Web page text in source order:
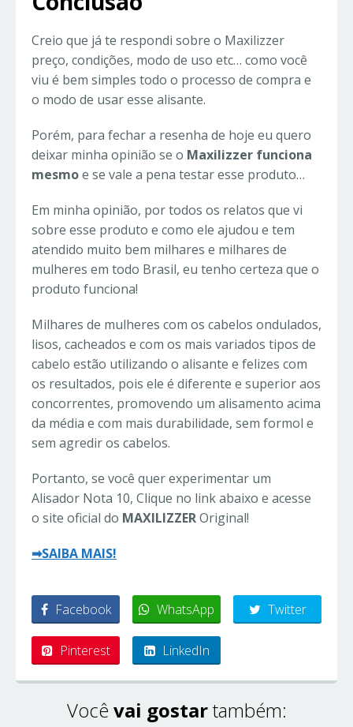
Creio que já te respondi sobre o Maxilizzer
preço, condições, modo de uso etc… como você
viu é bem simples todo o processo de compra e
o modo de usar esse alisante.
Porém, para fechar a resenha de hoje eu quero
deixar minha opinião se o Maxilizzer funciona
mesmoe se vale a pena testar esse produto…
Em minha opinião, por todos os relatos que vi
sobre esse produto e como ele ajudou e tem
atendido muito bem milhares e milhares de
mulheres em todo Brasil, eu tenho certeza que o
produto funciona!
Milhares de mulheres com os cabelos ondulados,
lisos, cacheados e com os mais variados tipos de
cabelo estão utilizando o alisante e felizes com
os resultados, pois ele é diferente e superior aos
concorrentes, promovendo um alisamento acima
da média e com mais durabilidade, sem formol e
sem agredir os cabelos.
Portanto, se você quer experimentar um
Alisador Nota 10, Clique no link abaixo e acesse
o site oficial do MAXILIZZEROriginal!
➡SAIBA MAIS!
Facebook WhatsApp Twitter
Pinterest LinkedIn
Você vai gostartambém: